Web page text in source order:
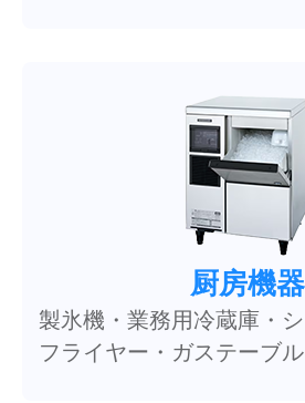
厨房機器
製氷機・業務用冷蔵庫・
フライヤー・ガステーブ